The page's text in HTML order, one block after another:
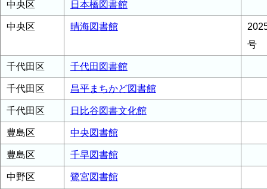
中央区 日本橋図書館
中央区 晴海図書館
号
千代田区 千代田図書館
千代田区 昌平まちかど図書館
千代田区 日比谷図書文化館
豊島区 中央図書館
豊島区 千早図書館
中野区 鷺宮図書館